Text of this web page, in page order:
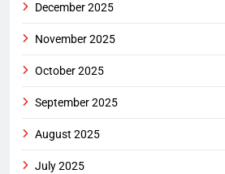
December 2025
November 2025
October 2025
September 2025
August 2025
July 2025